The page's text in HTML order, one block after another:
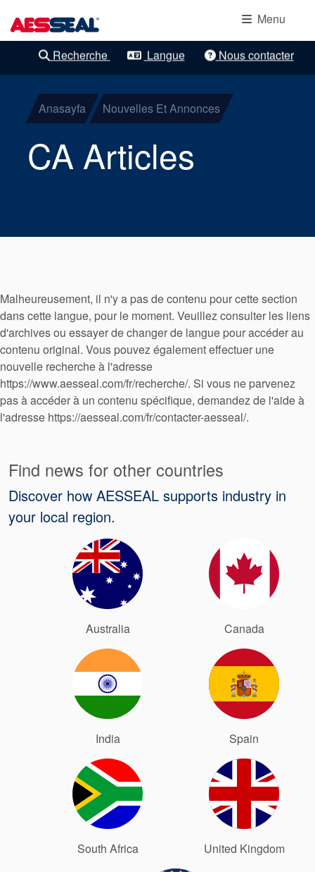
Menu
Protection
des
roulements
Joints
mécaniques
à cartouche
composants
gaz
tresses
d’étanchéité
Système de
joint
Remise à
neuf des
joints
Certifications et normes
Contactez-nous
Recherche Langue Nous contacter
Anasayfa Nouvelles Et Annonces
CA Articles
Malheureusement, il n'y a pas de contenu pour cette section
dans cette langue, pour le moment. Veuillez consulter les liens
d'archives ou essayer de changer de langue pour accéder au
contenu original. Vous pouvez également effectuer une
nouvelle recherche à l'adresse
https://www.aesseal.com/fr/recherche/. Si vous ne parvenez
pas à accéder à un contenu spécifique, demandez de l'aide à
l'adresse https://aesseal.com/fr/contacter-aesseal/.
Find news for other countries
Discover how AESSEAL supports industry in
your local region.
Australia Canada
India Spain
South Africa United Kingdom
Raffinements clairs